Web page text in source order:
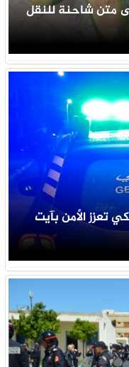
متن شاحنة للنقل
تعزز الأمن بآيت